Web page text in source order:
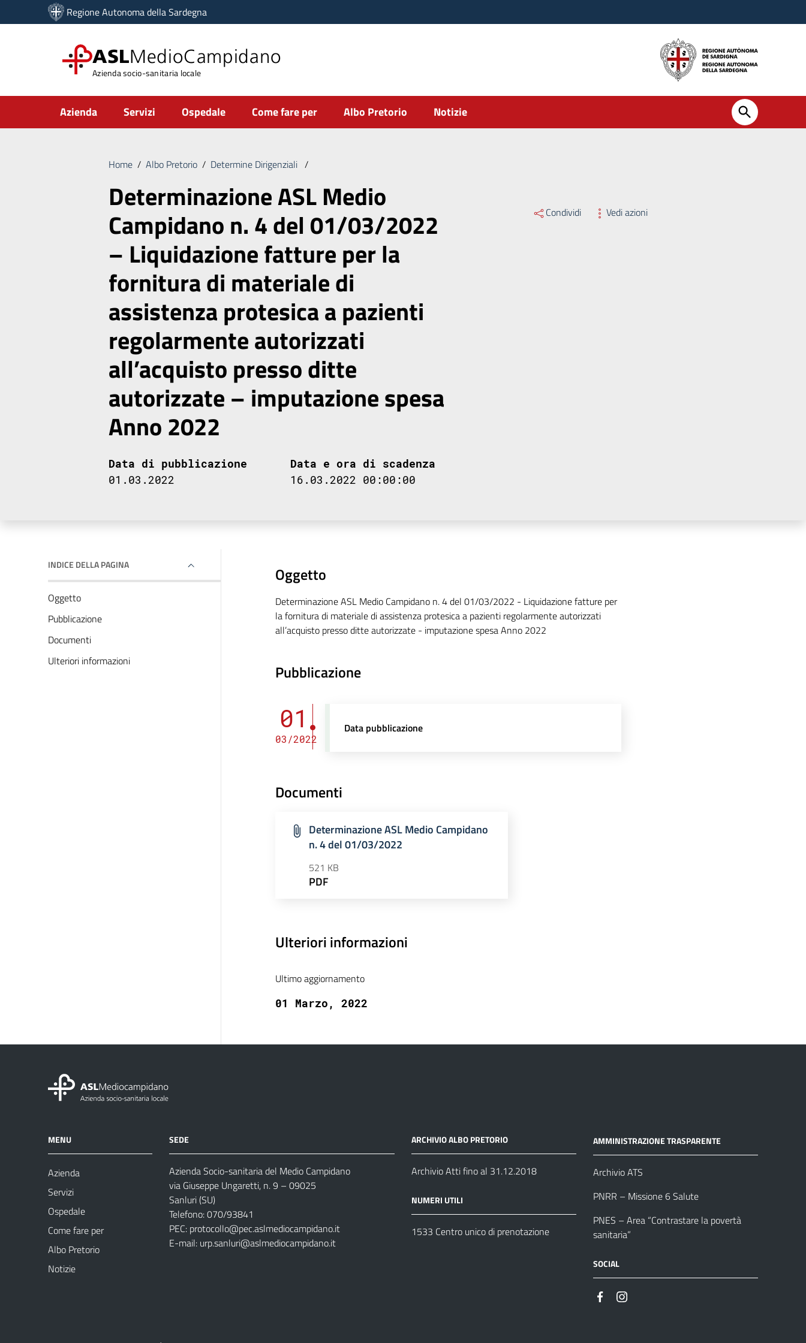
Vai ai contenuti
Vai al menu di navigazione
Regione Autonoma della Sardegna
ASLMedioCampidano
Azienda socio-sanitaria locale
Submenu
Azienda Servizi Ospedale Come fare per Albo Pretorio Notizie
Home / Albo Pretorio / Determine Dirigenziali /
Determinazione ASL Medio
Campidano n. 4 del 01/03/2022
– Liquidazione fatture per la
fornitura di materiale di
assistenza protesica a pazienti
regolarmente autorizzati
all’acquisto presso ditte
autorizzate – imputazione spesa
Anno 2022
Condividi Vedi azioni
Data di pubblicazione
01.03.2022
Data e ora di scadenza
16.03.2022 00:00:00
INDICE DELLA PAGINA
Oggetto
Pubblicazione
Documenti
Ulteriori informazioni
Oggetto
Determinazione ASL Medio Campidano n. 4 del 01/03/2022 - Liquidazione fatture per
la fornitura di materiale di assistenza protesica a pazienti regolarmente autorizzati
all’acquisto presso ditte autorizzate - imputazione spesa Anno 2022
Pubblicazione
01
03/2022
Data pubblicazione
Documenti
Determinazione ASL Medio Campidano
n. 4 del 01/03/2022
521 KB
PDF
Ulteriori informazioni
Ultimo aggiornamento
01 Marzo, 2022
MENU
Azienda
Servizi
Ospedale
Come fare per
Albo Pretorio
Notizie
SEDE
Azienda Socio-sanitaria del Medio Campidano
via Giuseppe Ungaretti, n. 9 – 09025
Sanluri (SU)
Telefono: 070/93841
PEC: protocollo@pec.aslmediocampidano.it
E-mail: urp.sanluri@aslmediocampidano.it
ARCHIVIO ALBO PRETORIO
Archivio Atti fino al 31.12.2018
NUMERI UTILI
1533 Centro unico di prenotazione
AMMINISTRAZIONE TRASPARENTE
Archivio ATS
PNRR – Missione 6 Salute
PNES – Area “Contrastare la povertà
sanitaria”
SOCIAL